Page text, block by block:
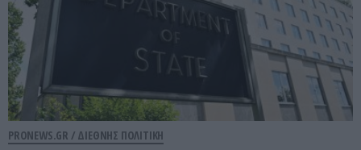
PRONEWS.GR / ΔΙΕΘΝΗΣ ΠΟΛΙΤΙΚΗ